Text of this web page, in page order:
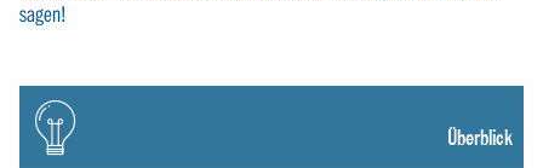
sagen!
Icon:
gluehbirne
Überblick